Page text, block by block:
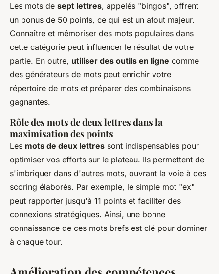
Les mots de sept lettres, appelés "bingos", offrent
un bonus de 50 points, ce qui est un atout majeur.
Connaître et mémoriser des mots populaires dans
cette catégorie peut influencer le résultat de votre
partie. En outre, utiliser des outils en ligne comme
des générateurs de mots peut enrichir votre
répertoire de mots et préparer des combinaisons
gagnantes.
Rôle des mots de deux lettres dans la
maximisation des points
Les mots de deux lettres sont indispensables pour
optimiser vos efforts sur le plateau. Ils permettent de
s'imbriquer dans d'autres mots, ouvrant la voie à des
scoring élaborés. Par exemple, le simple mot "ex"
peut rapporter jusqu'à 11 points et faciliter des
connexions stratégiques. Ainsi, une bonne
connaissance de ces mots brefs est clé pour dominer
à chaque tour.